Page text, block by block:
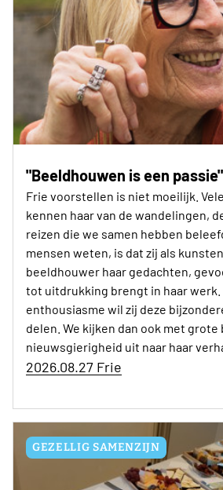
"Beeldhouwen is een passie"
Frie voorstellen is niet moeilijk.
kennen haar van de wandelingen,
reizen die we samen hebben
mensen weten, is dat zij als
beeldhouwer haar gedachten,
tot uitdrukking brengt in haar werk.
enthousiasme wil zij deze
delen. We kijken dan ook met
nieuwsgierigheid uit naar haar
2026.08.27 Frie
GEZELLIG SAMENZIJN